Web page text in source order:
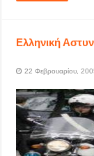
Ελληνική
22 Φεβρουαρίου,